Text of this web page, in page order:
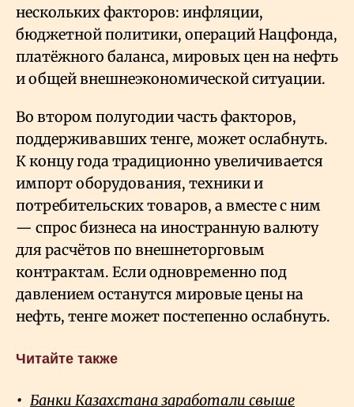
нескольких факторов: инфляции,
бюджетной политики, операций Нацфонда,
платёжного баланса, мировых цен на нефть
и общей внешнеэкономической ситуации.
Во втором полугодии часть факторов,
поддерживавших тенге, может ослабнуть.
К концу года традиционно увеличивается
импорт оборудования, техники и
потребительских товаров, а вместе с ним
— спрос бизнеса на иностранную валюту
для расчётов по внешнеторговым
контрактам. Если одновременно под
давлением останутся мировые цены на
нефть, тенге может постепенно ослабнуть.
Читайте также
Банки Казахстана заработали свыше